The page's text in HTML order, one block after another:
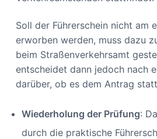
Soll der Führerschein nicht am
erworben werden, muss dazu
beim Straßenverkehrsamt
entscheidet dann jedoch nach
darüber, ob es dem Antrag
Wiederholung der Prüfung:
durch die praktische